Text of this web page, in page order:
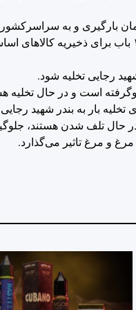
بارگیری و به
تصریح کرد: در بندر شهید رجایی بندرعباس ۱۸ باب انبار با ظرفیت ۳۰۰ هزار تن وجود دارد که از
رجایی تخلیه شود.
حدود ۲۵۰ هزار تن در بندر شهید رجایی پهلوگرفته است
حال تلف شدن هستند،
و مرغ تاثیر می‌گذارد.